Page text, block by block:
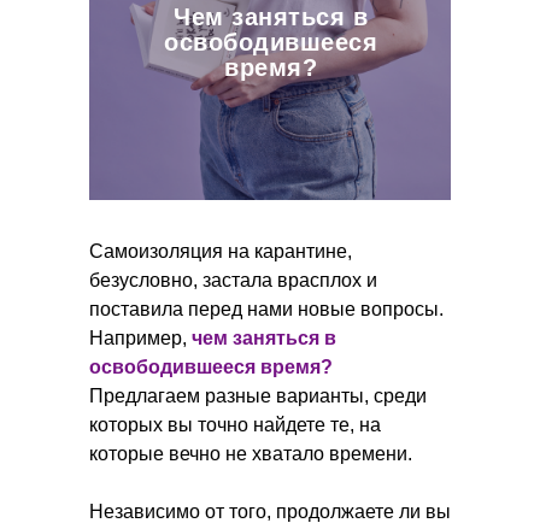
Чем заняться в
освободившееся
время?
Самоизоляция на карантине,
безусловно, застала врасплох и
поставила перед нами новые вопросы.
Например, чем заняться в
освободившееся время?
Предлагаем разные варианты, среди
которых вы точно найдете те, на
которые вечно не хватало времени.
Независимо от того, продолжаете ли вы